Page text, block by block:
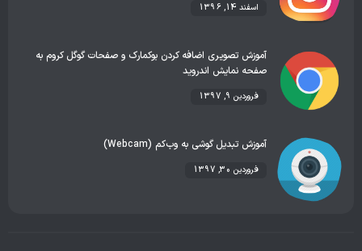
اسفند 14, 1396
آموزش تصویری اضافه کردن بوکمارک و صفحات گوگل کروم به
صفحه نمایش اندروید
فروردین 9, 1397
آموزش تبدیل گوشی به وب‌کم (Webcam)
فروردین 30, 1397